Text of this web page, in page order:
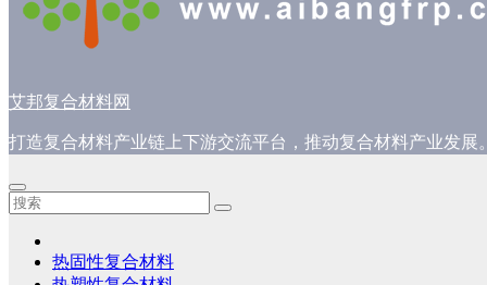
艾邦复合材料网
打造复合材料产业链上下游交流平台，推动复合材料产业发展
热固性复合材料